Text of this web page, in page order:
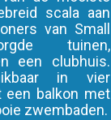
scala aan
van Small
tuinen,
een clubhuis.
in vier
een balkon met
zwembaden.